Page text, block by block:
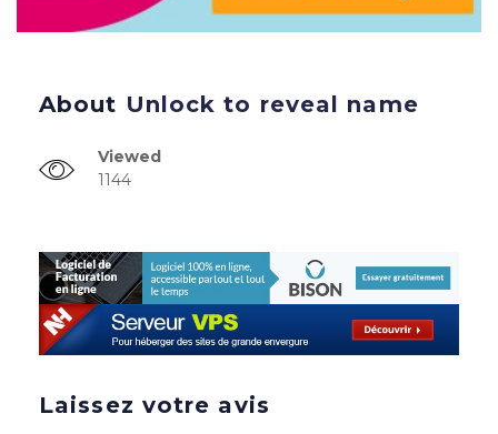
About Unlock to reveal name
Viewed
1144
Laissez votre avis